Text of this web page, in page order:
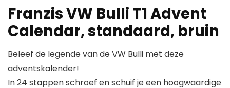
Franzis VW Bulli T1 Advent
Calendar, standaard, bruin
Beleef de legende van de VW Bulli met deze
adventskalender!
In 24 stappen schroef en schuif je een hoogwaardige